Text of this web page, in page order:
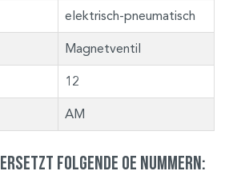
elektrisch-pneumatisch
Magnetventil
12
AM
folgende OE Nummern: